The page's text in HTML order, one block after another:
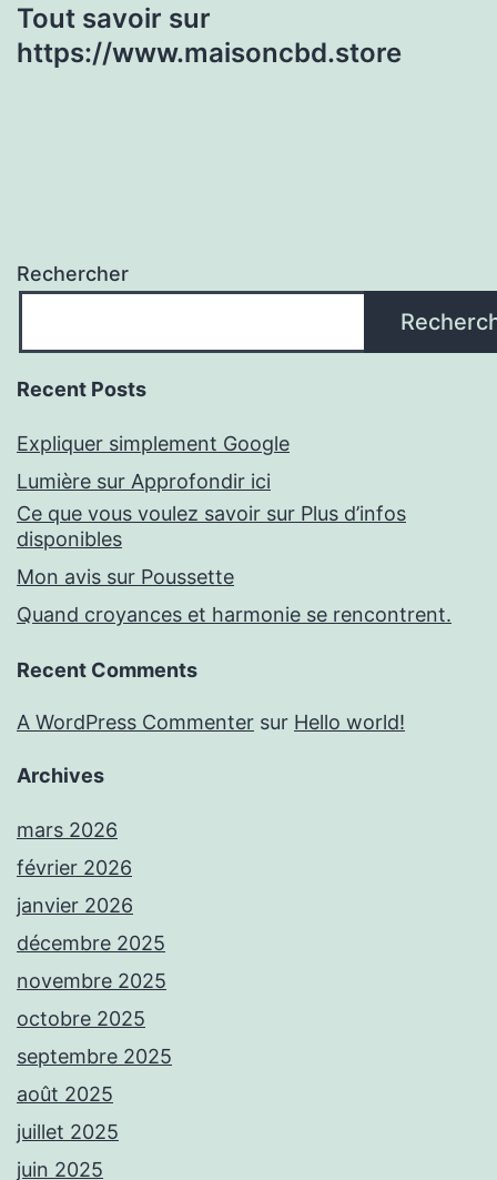
Tout savoir sur
https://www.maisoncbd.store
Rechercher
Recent Posts
Expliquer simplement Google
Lumière sur Approfondir ici
Ce que vous voulez savoir sur Plus d’infos
disponibles
Mon avis sur Poussette
Quand croyances et harmonie se rencontrent.
Recent Comments
A WordPress Commenter sur Hello world!
Archives
mars 2026
février 2026
janvier 2026
décembre 2025
novembre 2025
octobre 2025
septembre 2025
août 2025
juillet 2025
juin 2025